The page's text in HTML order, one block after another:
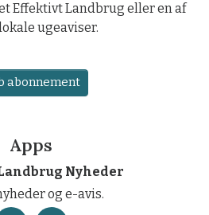
Effektivt Landbrug eller en af
ugeaviser.
abonnement
Apps
Nyheder
og e-avis.